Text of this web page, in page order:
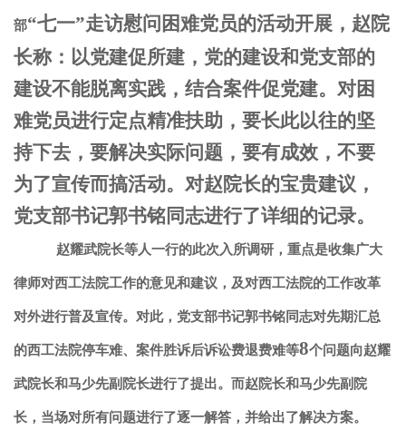
部“七一”走访慰问困难党员的活动开展，赵院
长称：以党建促所建，党的建设和党支部的
建设不能脱离实践，结合案件促党建。对困
难党员进行定点精准扶助，要长此以往的坚
持下去，要解决实际问题，要有成效，不要
为了宣传而搞活动。对赵院长的宝贵建议，
党支部书记郭书铭同志进行了详细的记录。
赵耀武院长等人一行的此次入所调研，重点是收集广大
律师对西工法院工作的意见和建议，及对西工法院的工作改革
对外进行普及宣传。对此，党支部书记郭书铭同志对先期汇总
的西工法院停车难、案件胜诉后诉讼费退费难等8个问题向赵耀
武院长和马少先副院长进行了提出。而赵院长和马少先副院
长，当场对所有问题进行了逐一解答，并给出了解决方案。